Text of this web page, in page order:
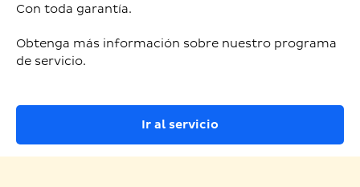
Con toda garantía.
Obtenga más información sobre nuestro programa
de servicio.
Ir al servicio